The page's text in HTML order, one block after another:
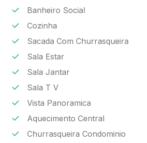
Banheiro Social
Cozinha
Sacada Com Churrasqueira
Sala Estar
Sala Jantar
Sala T V
Vista Panoramica
Aquecimento Central
Churrasqueira Condominio